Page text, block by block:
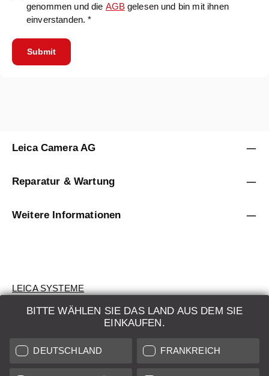
genommen und die AGBgelesen und bin mit ihnen
einverstanden. *
Submit
BITTE WÄHLEN SIE DAS LAND AUS DEM SIE
EINKAUFEN.
DEUTSCHLAND FRANKREICH
Leica Camera AG
Reparatur & Wartung
Weitere Informationen
LEICA SYSTEME
BEWERTUNG
AUKTION